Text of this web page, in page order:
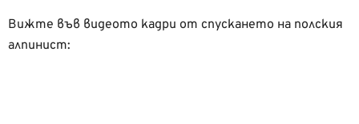
Вижте във видеото кадри от спускането на полския
алпинист: